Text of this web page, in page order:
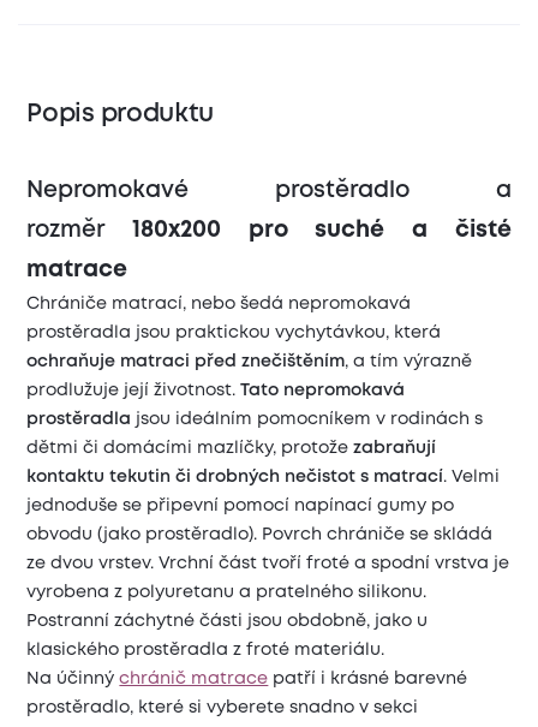
Popis produktu
Nepromokavé prostěradlo a
rozměr180x200 pro suché a čisté
matrace
Chrániče matrací, nebo šedá nepromokavá
prostěradla jsou praktickou vychytávkou, která
ochraňuje matraci před znečištěním, a tím výrazně
prodlužuje její životnost.
Tato nepromokavá
prostěradla
jsou ideálním pomocníkem v rodinách s
dětmi či domácími mazlíčky, protože zabraňují
kontaktu tekutin či drobných nečistot s matrací . Velmi
jednoduše se připevní pomocí napínací gumy po
obvodu (jako prostěradlo). Povrch chrániče se skládá
ze dvou vrstev. Vrchní část tvoří froté a spodní vrstva je
vyrobena z polyuretanu a pratelného silikonu.
Postranní záchytné části jsou obdobně, jako u
klasického prostěradla z froté materiálu.
Na účinnýchránič matrace patří i krásné barevné
prostěradlo, které si vyberete snadno v sekci